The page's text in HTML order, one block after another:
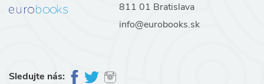
811 01 Bratislava
info@eurobooks.sk
Sledujte nás: